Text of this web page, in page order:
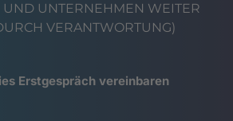
UNTERNEHMEN WEITER
VERANTWORTUNG)
Erstgespräch vereinbaren